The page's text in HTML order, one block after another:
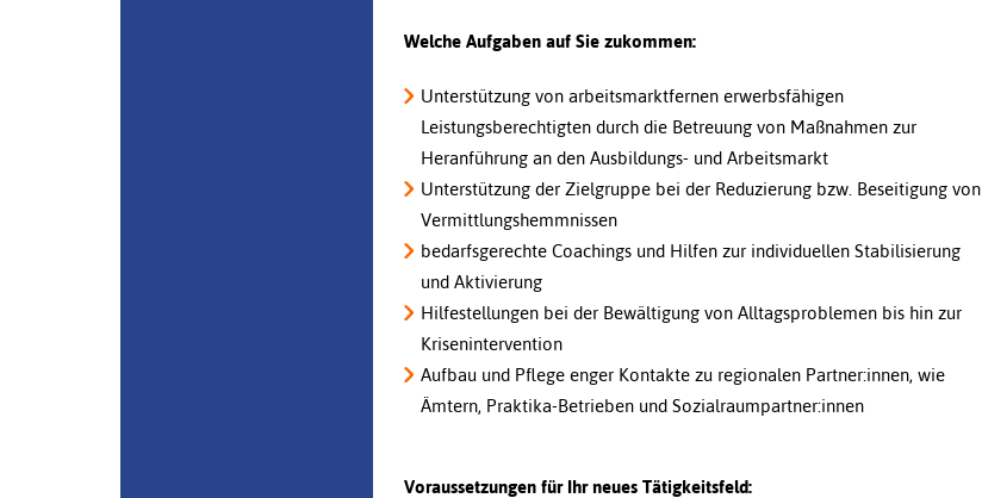
Welche Aufgaben auf Sie zukommen:
Unterstützung von arbeitsmarktfernen erwerbsfähigen
Leistungsberechtigten durch die Betreuung von Maßnahmen zur
Heranführung an den Ausbildungs- und Arbeitsmarkt
Unterstützung der Zielgruppe bei der Reduzierung bzw. Beseitigung von
Vermittlungshemmnissen
bedarfsgerechte Coachings und Hilfen zur individuellen Stabilisierung
und Aktivierung
Hilfestellungen bei der Bewältigung von Alltagsproblemen bis hin zur
Krisenintervention
Aufbau und Pflege enger Kontakte zu regionalen Partner:innen, wie
Ämtern, Praktika-Betrieben und Sozialraumpartner:innen
Voraussetzungen für Ihr neues Tätigkeitsfeld: